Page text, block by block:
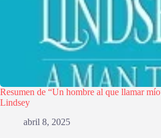
Resumen de “Un hombre al que llamar
Lindsey
abril 8, 2025